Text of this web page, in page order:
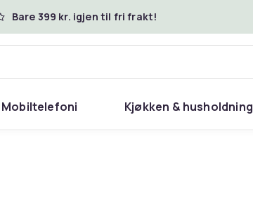
Bare 399 kr. igjen til fri frakt!
Mobiltelefoni Kjøkken & husholdning